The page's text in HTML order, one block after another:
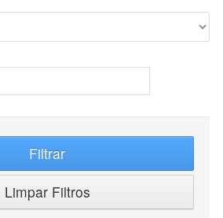
Filtrar
Limpar Filtros